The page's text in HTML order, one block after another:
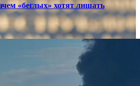
«беглых» хотят лишать